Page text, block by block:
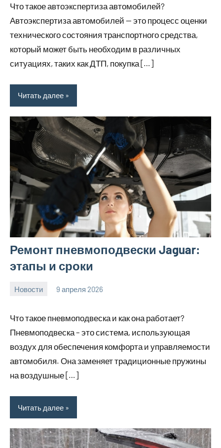
Что такое автоэкспертиза автомобилей?
Автоэкспертиза автомобилей — это процесс оценки
технического состояния транспортного средства,
который может быть необходим в различных
ситуациях, таких как ДТП, покупка […]
Читать далее
Ремонт пневмоподвески Jaguar:
этапы и сроки
Новости 9 апреля 2026
Что такое пневмоподвеска и как она работает?
Пневмоподвеска – это система, использующая
воздух для обеспечения комфорта и управляемости
автомобиля. Она заменяет традиционные пружины
на воздушные […]
Читать далее